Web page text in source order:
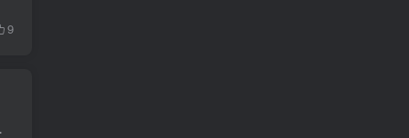
9
的管理仍多依赖人...